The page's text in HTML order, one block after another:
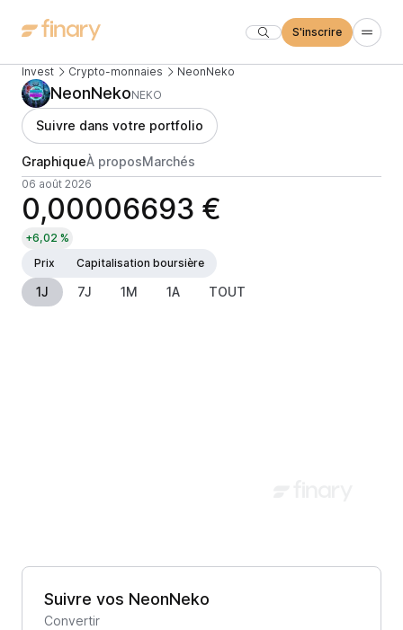
S'inscrire
Invest Crypto-monnaies NeonNeko
NeonNekoNEKO
Suivre dans votre portfolio
GraphiqueÀ proposMarchés
06 août 2026
0,00006693 €
+6,02 %
Prix
Capitalisation boursière
1J 7J 1M 1A TOUT
Suivre vos NeonNeko
Convertir